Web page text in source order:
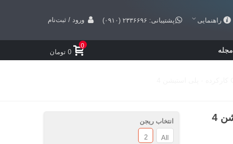
راهنمایی پشتیبانی: ۲۳۳۶۶۹۶ (۰۹۱۰) ورود / ثبت‌نام
مجله
0
0 تومان
انتخاب ریجن
All
2